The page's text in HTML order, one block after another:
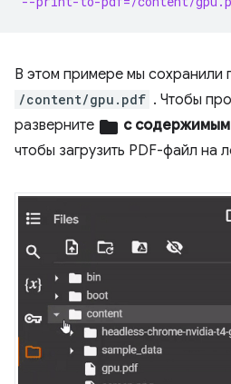
В этом примере мы сохранили
/content/gpu.pdf . Чтобы
разверните folder с содержимым
чтобы загрузить PDF-файл на